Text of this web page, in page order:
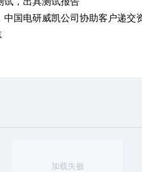
国电研威凯公司协助客户递交
加载失败